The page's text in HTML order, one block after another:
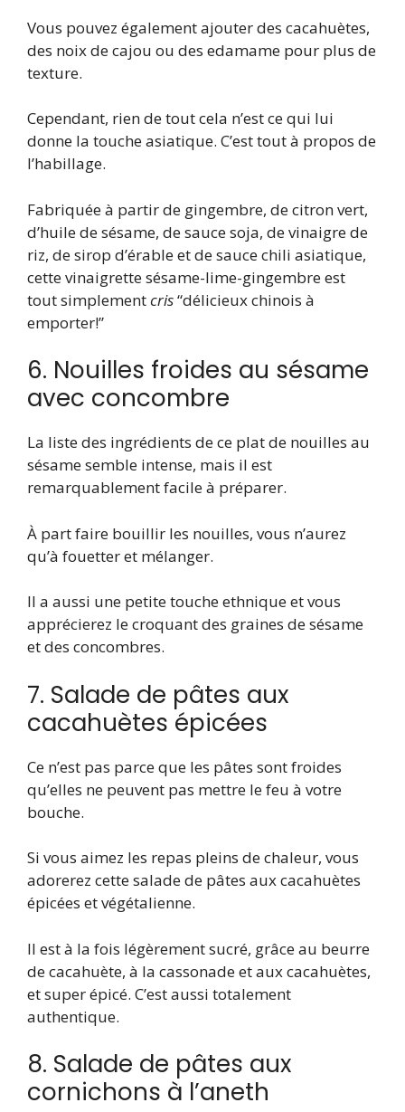
Vous pouvez également ajouter des cacahuètes,
des noix de cajou ou des edamame pour plus de
texture.
Cependant, rien de tout cela n’est ce qui lui
donne la touche asiatique. C’est tout à propos de
l’habillage.
Fabriquée à partir de gingembre, de citron vert,
d’huile de sésame, de sauce soja, de vinaigre de
riz, de sirop d’érable et de sauce chili asiatique,
cette vinaigrette sésame-lime-gingembre est
tout simplementcris“délicieux chinois à
emporter!”
6. Nouilles froides au sésame
avec concombre
La liste des ingrédients de ce plat de nouilles au
sésame semble intense, mais il est
remarquablement facile à préparer.
À part faire bouillir les nouilles, vous n’aurez
qu’à fouetter et mélanger.
Il a aussi une petite touche ethnique et vous
apprécierez le croquant des graines de sésame
et des concombres.
7. Salade de pâtes aux
cacahuètes épicées
Ce n’est pas parce que les pâtes sont froides
qu’elles ne peuvent pas mettre le feu à votre
bouche.
Si vous aimez les repas pleins de chaleur, vous
adorerez cette salade de pâtes aux cacahuètes
épicées et végétalienne.
Il est à la fois légèrement sucré, grâce au beurre
de cacahuète, à la cassonade et aux cacahuètes,
et super épicé. C’est aussi totalement
authentique.
8. Salade de pâtes aux
cornichons à l’aneth